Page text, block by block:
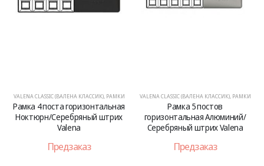
VALENA CLASSIC (ВАЛЕНА КЛАССИК), РАМКИ
Рамка 4 поста горизонтальная
Ноктюрн/Серебряный штрих
Valena
Предзаказ
VALENA CLASSIC (ВАЛЕНА КЛАССИК), РАМКИ
Рамка 5 постов
горизонтальная Алюминий/
Серебряный штрих Valena
Предзаказ